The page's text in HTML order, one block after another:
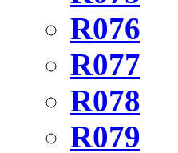
R076
R077
R078
R079